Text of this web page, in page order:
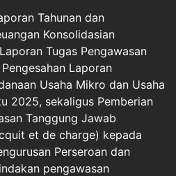
Tahunan dan
Konsolidasian
Tugas Pengawasan
Laporan
Usaha Mikro dan Usaha
2025, sekaligus Pemberian
Tanggung Jawab
et de charge) kepada
Perseroan dan
pengawasan